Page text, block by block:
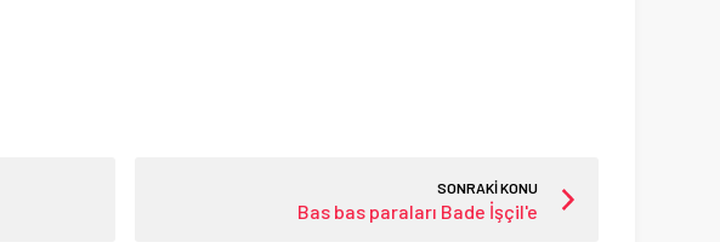
SONRAKİ KONU
Bas bas paraları Bade İşçil'e